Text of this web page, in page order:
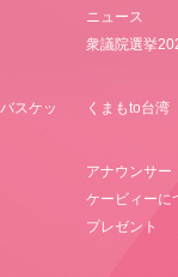
スケッ
ニュース
衆議院選挙
くまもto台湾
アナウンサー
ケービィーに
プレゼント